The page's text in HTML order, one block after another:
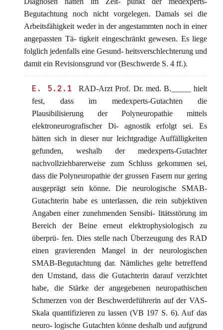
Begutachtung noch nicht vorgelegen. Damals sei die
Arbeitsfähigkeit weder in der angestammten noch in einer
angepassten Tä- tigkeit eingeschränkt gewesen. Es liege
folglich jedenfalls eine Gesund- heitsverschlechterung und
damit ein Revisionsgrund vor (Beschwerde S. 4 ff.).
E. 5.2.1
RAD-Arzt Prof. Dr. med. B._____ hielt
fest, dass im medexperts-Gutachten die
Plausibilisierung der Polyneuropathie mittels
elektroneurografischer Di- agnostik erfolgt sei. Es
hätten sich in dieser nur leichtgradige Auffälligkeiten
gefunden, weshalb der medexperts-Gutachter
nachvollziehbarerweise zum Schluss gekommen sei,
dass die Polyneuropathie der grossen Fasern nur gering
ausgeprägt sein könne. Die neurologische SMAB-
Gutachterin habe es unterlassen, die rein subjektiven
Angaben einer zunehmenden Sensibi- litätsstörung im
Bereich der Beine erneut elektrophysiologisch zu
überprü- fen. Dies stelle nach Überzeugung des RAD
einen gravierenden Mangel in der neurologischen
SMAB-Begutachtung dar. Nämliches gelte betreffend
den Umstand, dass die Gutachterin darauf verzichtet
habe, die Stärke der angegebenen neuropathischen
Schmerzen von der Beschwerdeführerin auf der VAS-
Skala quantifizieren zu lassen (VB 197 S. 6). Auf das
neuro- logische Gutachten könne deshalb und aufgrund